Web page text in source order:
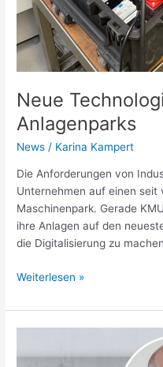
Neue
Anlagenparks
News / Karina Kampert
Die Anforderungen von
Unternehmen auf einen seit
Maschinenpark. Gerade
ihre Anlagen auf den
die Digitalisierung zu
Weiterlesen »